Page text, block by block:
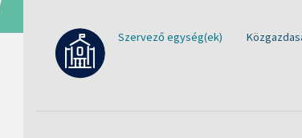
Szervező egység(ek)